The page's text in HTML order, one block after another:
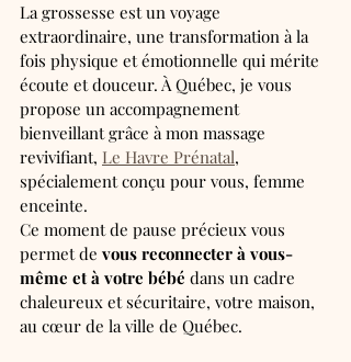
La grossesse est un voyage
extraordinaire, une transformation à la
fois physique et émotionnelle qui mérite
écoute et douceur. À Québec, je vous
propose un accompagnement
bienveillant grâce à mon massage
revivifiant, Le Havre Prénatal,
spécialement conçu pour vous, femme
enceinte.
Ce moment de pause précieux vous
permet de vous reconnecter à vous-
même et à votre bébé dans un cadre
chaleureux et sécuritaire, votre maison,
au cœur de la ville de Québec.